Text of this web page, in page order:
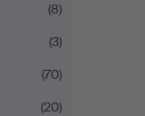
(8)
(3)
(70)
(20)